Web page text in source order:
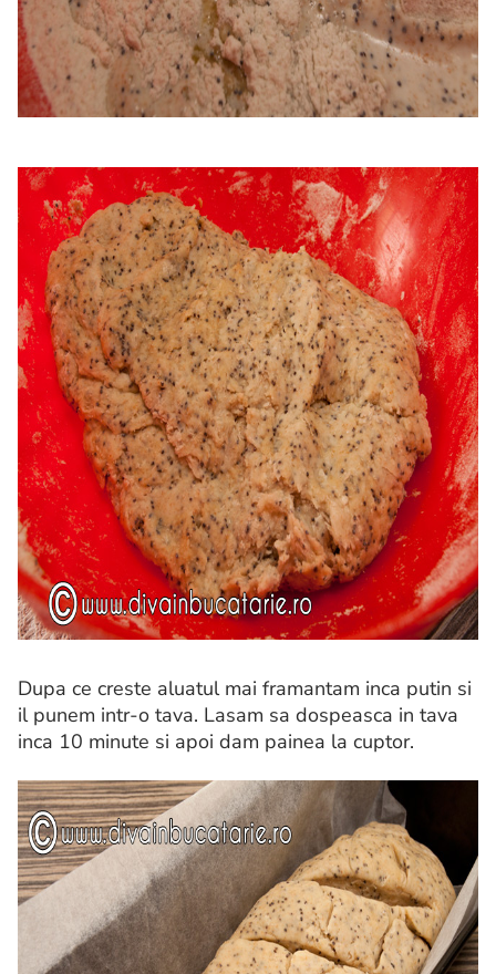
Dupa ce creste aluatul mai framantam inca putin si
il punem intr-o tava. Lasam sa dospeasca in tava
inca 10 minute si apoi dam painea la cuptor.